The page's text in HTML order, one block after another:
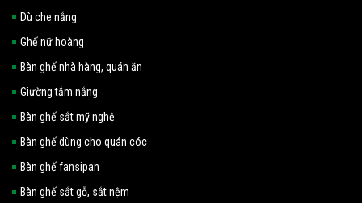
Dù che nắng
Ghế nữ hoàng
Bàn ghế nhà hàng, quán ăn
Giường tắm nắng
Bàn ghế sắt mỹ nghệ
Bàn ghế dùng cho quán cóc
Bàn ghế fansipan
Bàn ghế sắt gỗ, sắt nệm